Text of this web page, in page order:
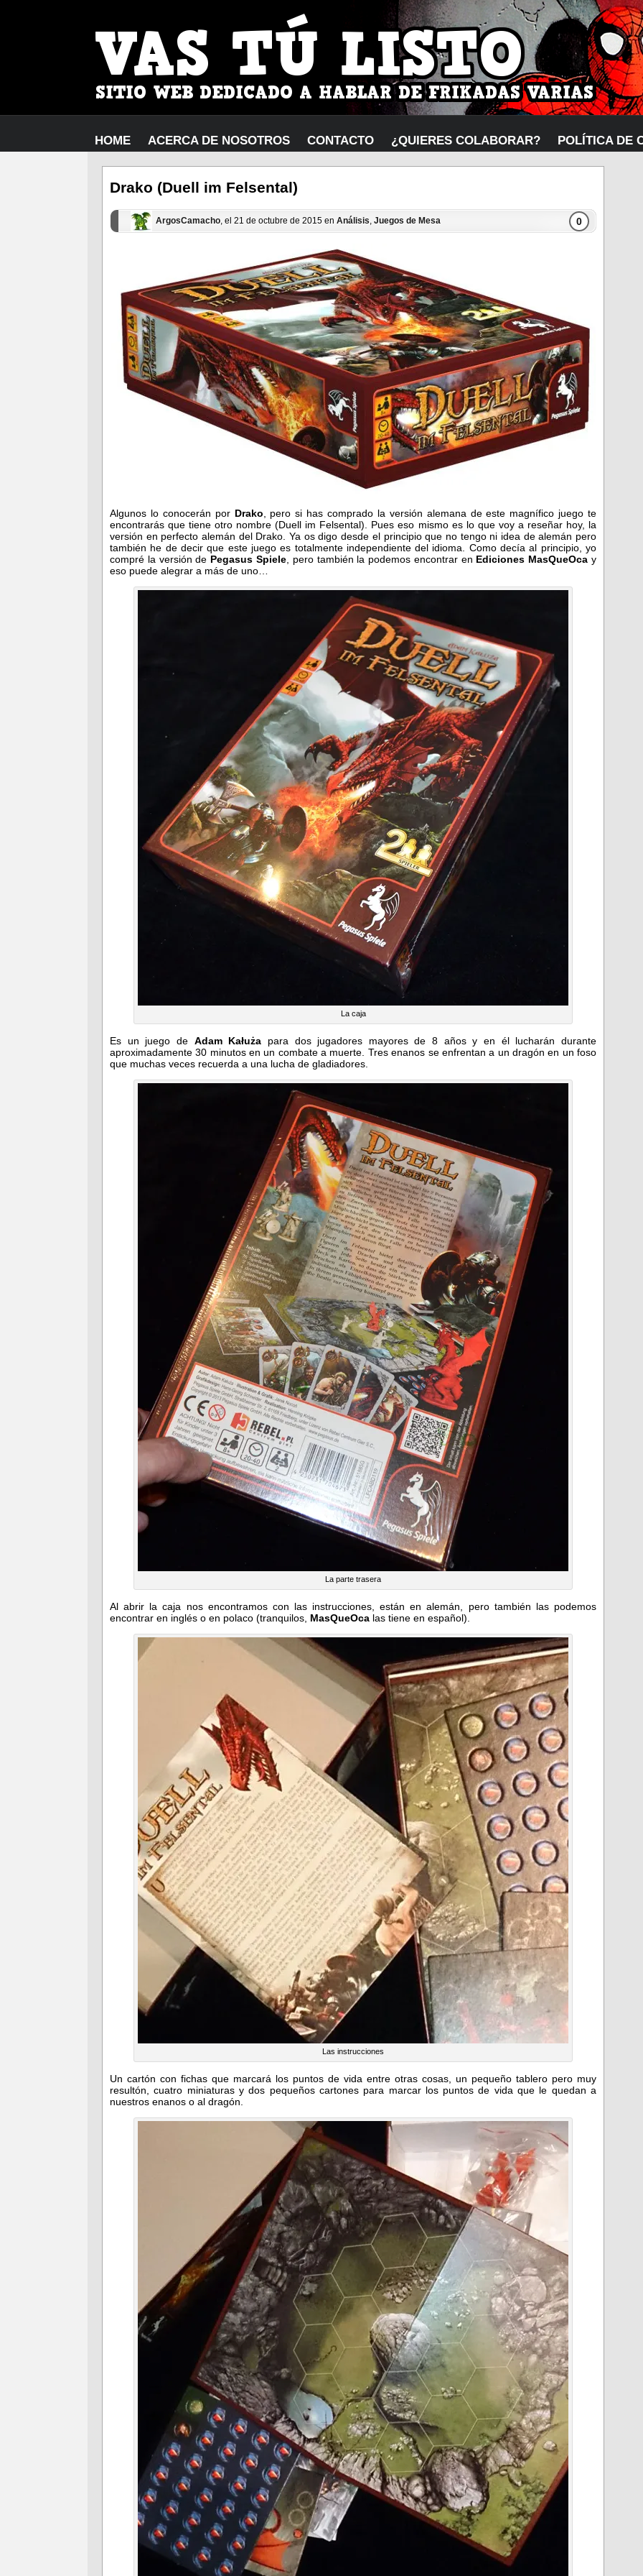
HOME ACERCA DE NOSOTROS CONTACTO ¿QUIERES COLABORAR? POLÍTICA DE
Drako (Duell im Felsental)
ArgosCamacho, el 21 de octubre de 2015 en Análisis, Juegos de Mesa 0
Algunos lo conocerán por Drako , pero si has comprado la versión alemana de este magnífico juego te
encontrarás que tiene otro nombre (Duell im Felsental). Pues eso mismo es lo que voy a reseñar hoy, la
versión en perfecto alemán del Drako. Ya os digo desde el principio que no tengo ni idea de alemán pero
también he de decir que este juego es totalmente independiente del idioma. Como decía al principio, yo
compré la versión de Pegasus Spiele, pero también la podemos encontrar en Ediciones MasQueOca y
eso puede alegrar a más de uno…
La caja
Es un juego de Adam Kałuża para dos jugadores mayores de 8 años y en él lucharán durante
aproximadamente 30 minutos en un combate a muerte. Tres enanos se enfrentan a un dragón en un foso
que muchas veces recuerda a una lucha de gladiadores.
La parte trasera
Al abrir la caja nos encontramos con las instrucciones, están en alemán, pero también las podemos
encontrar en inglés o en polaco (tranquilos, MasQueOca las tiene en español).
Las instrucciones
Un cartón con fichas que marcará los puntos de vida entre otras cosas, un pequeño tablero pero muy
resultón, cuatro miniaturas y dos pequeños cartones para marcar los puntos de vida que le quedan a
nuestros enanos o al dragón.